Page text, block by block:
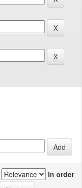
In order